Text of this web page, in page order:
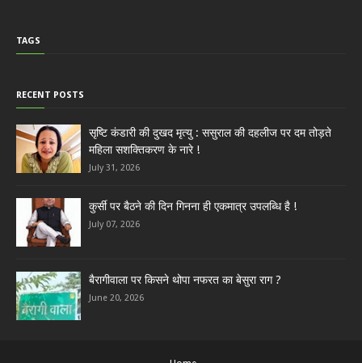
TAGS
RECENT POSTS
सृष्टि कंडारी की दुखद मृत्यु : ससुराल की दहलीज पर दम तोड़ते
महिला सशक्तिकरण के नारे !
July 31, 2026
कुर्सी पर बैठने की दिन गिनना ही एकमात्र उपलब्धि है !
July 07, 2026
बैरागीवाला पर किसने थोपा नफरत का बेसुरा राग ?
June 20, 2026